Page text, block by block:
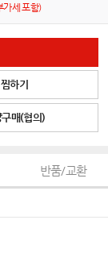
가세 포함)
찜하기
구매(협의)
반품/교환